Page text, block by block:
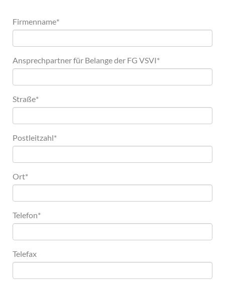
Firmenname*
Ansprechpartner für Belange der FG VSVI*
Straße*
Postleitzahl*
Ort*
Telefon*
Telefax